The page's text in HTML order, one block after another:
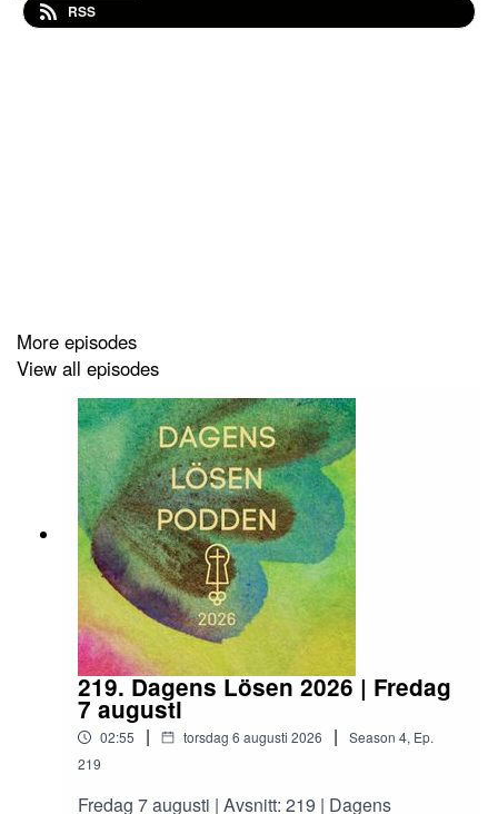
DAGENS LÖSENORD:
Till dig som gått avsides med din tro och
himmelens Gud säger Jesus: Det var för din skull
jag kom, dina böner är hörda!
TOMAS SJÖDIN |
Årslösen 2026:
Gud säger: ”Se, jag gör allting nytt.”
UPP 21:5 |
RSS
More episodes
View all episodes
219. Dagens Lösen 2026 | Fredag
7 augusti
02:55 | torsdag 6 augusti 2026 | Season 4, Ep.
219
Fredag 7 augusti | Avsnitt: 219 | Dagens